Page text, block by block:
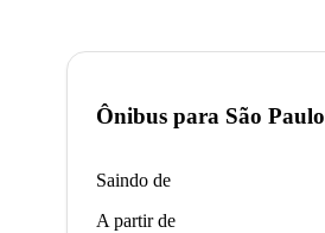
Ônibus para São Paulo
Saindo de
A partir de